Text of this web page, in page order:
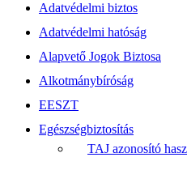
Adatvédelmi biztos
Adatvédelmi hatóság
Alapvető Jogok Biztosa
Alkotmánybíróság
EESZT
Egészségbiztosítás
TAJ azonosító